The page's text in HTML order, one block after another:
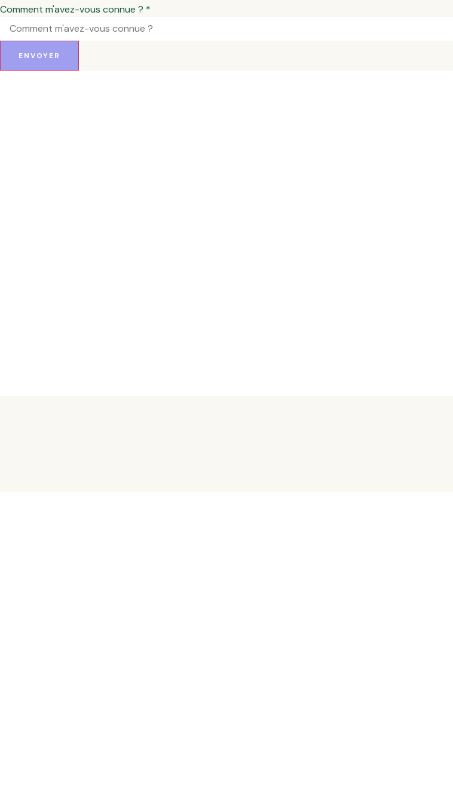
web
est
connue
Comment m'avez-vous connue ? *
ENVOYER